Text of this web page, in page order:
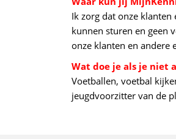
Ik zorg dat onze
kunnen sturen en geen
onze klanten en andere
Wat doe je als je niet
Voetballen, voetbal
jeugdvoorzitter van de